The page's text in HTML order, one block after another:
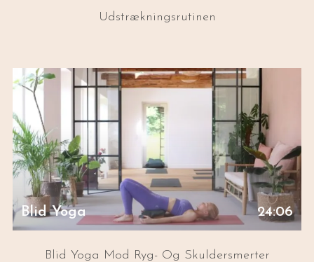
Udstrækningsrutinen
Blid Yoga 24:06
Blid Yoga Mod Ryg- Og Skuldersmerter